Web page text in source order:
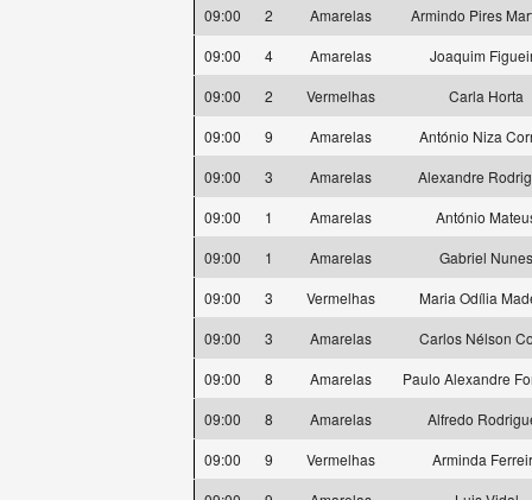
09:00
2 Amarelas
Armindo Pires
09:00
4 Amarelas
Joaquim
09:00
2 Vermelhas
Carla Horta
09:00
9 Amarelas
António Niza
09:00
3 Amarelas
Alexandre
09:00
1 Amarelas
António
09:00
1 Amarelas
Gabriel Nunes
09:00
3 Vermelhas
Maria Odília
09:00
3 Amarelas
Carlos Nélson
09:00
8 Amarelas
Paulo Alexandre
09:00
8 Amarelas
Alfredo
09:00
9 Vermelhas
Arminda